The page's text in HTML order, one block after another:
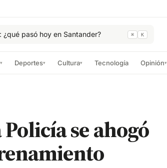
¿qué pasó hoy en Santander? ⌘ K
▾ Deportes▾ Cultura▾ Tecnología Opinión▾
se ahogó